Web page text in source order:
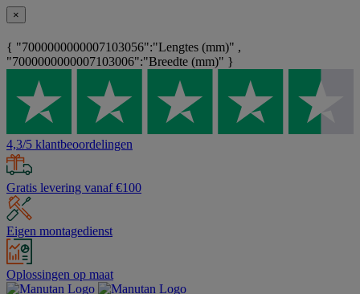
×
{ "7000000000007103056":"Lengtes (mm)" ,
"7000000000007103006":"Breedte (mm)" }
4,3/5 klantbeoordelingen
Gratis levering vanaf €100
Eigen montagedienst
Oplossingen op maat